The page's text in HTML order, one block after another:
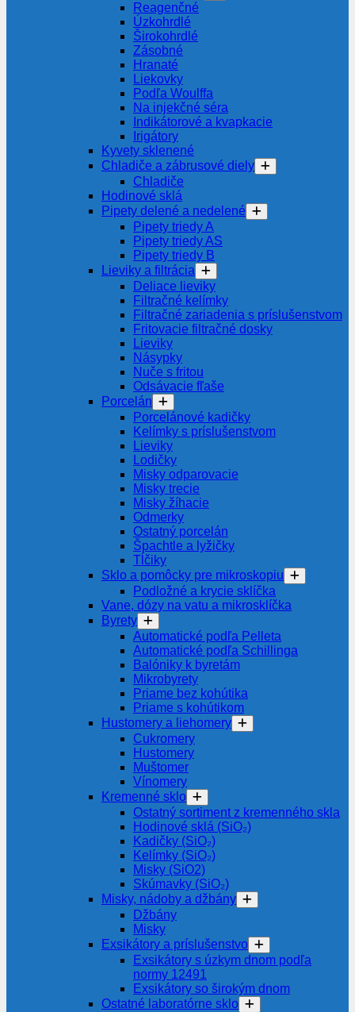
Reagenčné
Úzkohrdlé
Širokohrdlé
Zásobné
Hranaté
Liekovky
Podľa Woulffa
Na injekčné séra
Indikátorové a kvapkacie
Irigátory
Kyvety sklenené
Chladiče a zábrusové diely
Chladiče
Hodinové sklá
Pipety delené a nedelené
Pipety triedy A
Pipety triedy AS
Pipety triedy B
Lieviky a filtrácia
Deliace lieviky
Filtračné kelímky
Filtračné zariadenia s príslušenstvom
Fritovacie filtračné dosky
Lieviky
Násypky
Nuče s fritou
Odsávacie fľaše
Porcelán
Porcelánové kadičky
Kelímky s príslušenstvom
Lieviky
Lodičky
Misky odparovacie
Misky trecie
Misky žíhacie
Odmerky
Ostatný porcelán
Špachtle a lyžičky
Tĺčiky
Sklo a pomôcky pre mikroskopiu
Podložné a krycie sklíčka
Vane, dózy na vatu a mikrosklíčka
Byrety
Automatické podľa Pelleta
Automatické podľa Schillinga
Balóniky k byretám
Mikrobyrety
Priame bez kohútika
Priame s kohútikom
Hustomery a liehomery
Cukromery
Hustomery
Muštomer
Vínomery
Kremenné sklo
Ostatný sortiment z kremenného skla
Hodinové sklá (SiO₂)
Kadičky (SiO₂)
Kelímky (SiO₂)
Misky (SiO2)
Skúmavky (SiO₂)
Misky, nádoby a džbány
Džbány
Misky
Exsikátory a príslušenstvo
Exsikátory s úzkym dnom podľa
normy 12491
Exsikátory so širokým dnom
Ostatné laboratórne sklo